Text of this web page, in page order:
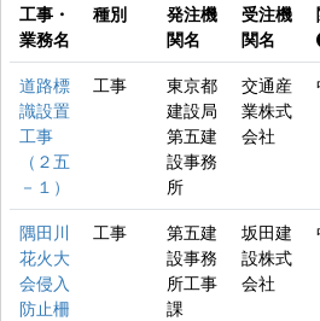
工事・
業務名
種別
発注機
関名
受注機
関名
道路標
識設置
工事
（２五
－１）
工事
東京都
建設局
第五建
設事務
所
交通産
業株式
会社
隅田川
花火大
会侵入
防止柵
工事
第五建
設事務
所工事
課
坂田建
設株式
会社